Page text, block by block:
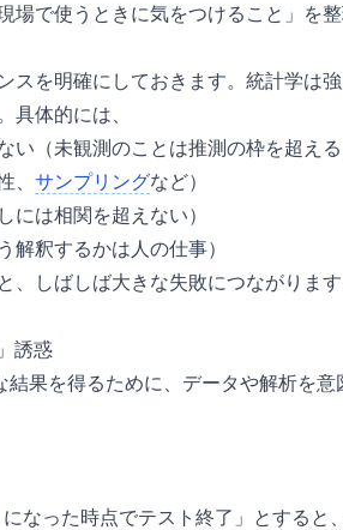
で使うときに気をつけること」を整
スを明確にしておきます。統計学は
具体的には、
（未観測のことは推測の枠を超える
、 サンプリングなど）
には相関を超えない）
釈するかは人の仕事）
、しばしば大きな失敗につながりま
誘惑
果を得るために、データや解析を意
なった時点でテスト終了」とすると